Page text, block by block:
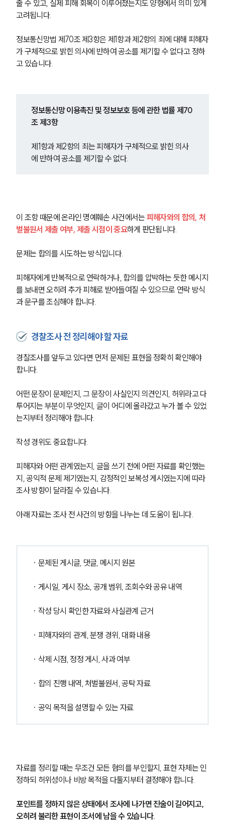
줄 수 있고, 실제 피해 회복이 이루어졌는지도 양형에서 의미 있게
고려됩니다.
정보통신망법 제70조 제3항은 제1항과 제2항의 죄에 대해 피해자
가 구체적으로 밝힌 의사에 반하여 공소를 제기할 수 없다고 정하
고 있습니다.
정보통신망 이용촉진 및 정보보호 등에 관한 법률 제70
조 제3항
제1항과 제2항의 죄는 피해자가 구체적으로 밝힌 의사
에 반하여 공소를 제기할 수 없다.
이 조항 때문에 온라인 명예훼손 사건에서는 피해자와의 합의, 처
벌불원서 제출 여부, 제출 시점이 중요하게 판단됩니다.
문제는 합의를 시도하는 방식입니다.
피해자에게 반복적으로 연락하거나, 합의를 압박하는 듯한 메시지
를 보내면 오히려 추가 피해로 받아들여질 수 있으므로 연락 방식
과 문구를 조심해야 합니다.
경찰조사 전 정리해야 할 자료
경찰조사를 앞두고 있다면 먼저 문제된 표현을 정확히 확인해야
합니다.
어떤 문장이 문제인지, 그 문장이 사실인지 의견인지, 허위라고 다
투어지는 부분이 무엇인지, 글이 어디에 올라갔고 누가 볼 수 있었
는지부터 정리해야 합니다.
작성 경위도 중요합니다.
피해자와 어떤 관계였는지, 글을 쓰기 전에 어떤 자료를 확인했는
지, 공익적 문제 제기였는지, 감정적인 보복성 게시였는지에 따라
조사 방향이 달라질 수 있습니다.
아래 자료는 조사 전 사건의 방향을 나누는 데 도움이 됩니다.
· 문제된 게시글, 댓글, 메시지 원본
· 게시일, 게시 장소, 공개 범위, 조회수와 공유 내역
· 작성 당시 확인한 자료와 사실관계 근거
· 피해자와의 관계, 분쟁 경위, 대화 내용
· 삭제 시점, 정정 게시, 사과 여부
· 합의 진행 내역, 처벌불원서, 공탁 자료
· 공익 목적을 설명할 수 있는 자료
자료를 정리할 때는 무조건 모든 혐의를 부인할지, 표현 자체는 인
정하되 허위성이나 비방 목적을 다툴지부터 결정해야 합니다.
포인트를 정하지 않은 상태에서 조사에 나가면 진술이 길어지고,
오히려 불리한 표현이 조서에 남을 수 있습니다.